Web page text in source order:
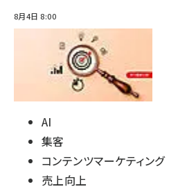
8月4日 8:00
AI
集客
コンテンツマーケティング
売上向上